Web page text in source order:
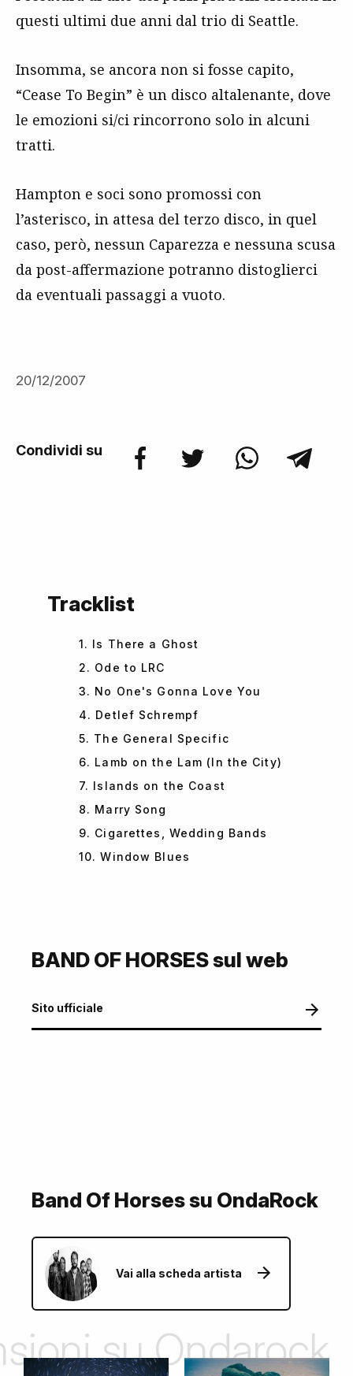
questi ultimi due anni dal trio di Seattle.
Insomma, se ancora non si fosse capito,
“Cease To Begin” è un disco altalenante, dove
le emozioni si/ci rincorrono solo in alcuni
tratti.
Hampton e soci sono promossi con
l’asterisco, in attesa del terzo disco, in quel
caso, però, nessun Caparezza e nessuna scusa
da post-affermazione potranno distoglierci
da eventuali passaggi a vuoto.
20/12/2007
Condividi su
Tracklist
1. Is There a Ghost
2. Ode to LRC
3. No One's Gonna Love You
4. Detlef Schrempf
5. The General Specific
6. Lamb on the Lam (In the City)
7. Islands on the Coast
8. Marry Song
9. Cigarettes, Wedding Bands
10. Window Blues
BAND OF HORSES sul web
Sito ufficiale
Band Of Horses su OndaRock
Vai alla scheda artista
su Ondarock